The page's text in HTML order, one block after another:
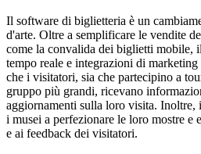
Il software di biglietteria è un
d'arte. Oltre a semplificare le vendite
come la convalida dei biglietti mobile,
tempo reale e integrazioni di
che i visitatori, sia che partecipino a
gruppo più grandi, ricevano
aggiornamenti sulla loro visita. Inoltre,
i musei a perfezionare le loro mostre e
e ai feedback dei visitatori.